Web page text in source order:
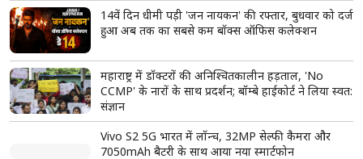
अतीक अहमद के परिवार पर फिर टूटा दुखों का पहाड़, सबसे
छोटे बेटे अबान की सड़क हादसे में मौत; अपराध से सत्ता तक
8वें वेतन आयोग से पहले कर्मचारियों को बड़ी राहत, DA में
3% बढ़ोतरी लगभग तय; महंगाई भत्ता 63% पहुंचने की
उम्मीद
Gen Z और Gen Alpha से मिलेंगे मोहन भागवत, नेतृत्व
और राष्ट्र निर्माण पर करेंगे चर्चा